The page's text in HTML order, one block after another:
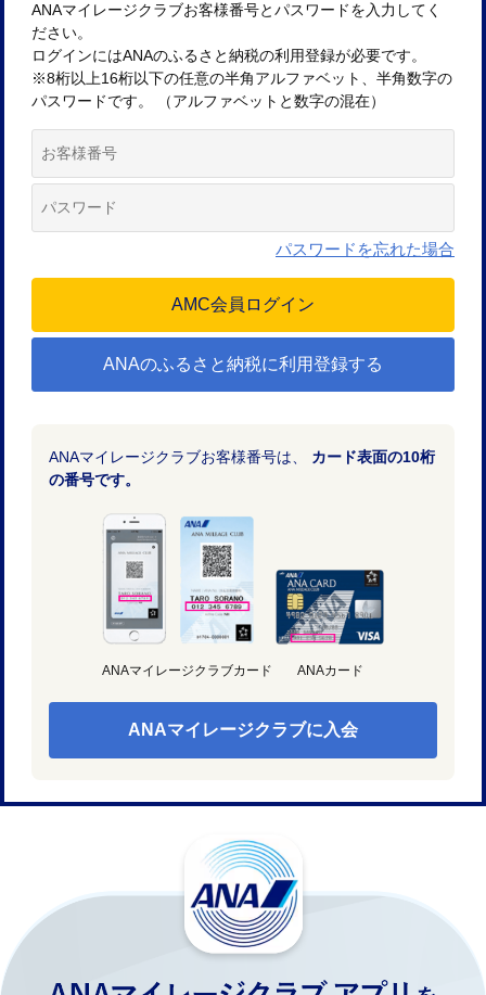
ANAマイレージクラブお客様番号とパスワードを入力してく
ださい。
ログインにはANAのふるさと納税の利用登録が必要です。
※8桁以上16桁以下の任意の半角アルファベット、半角数字の
パスワードです。 （アルファベットと数字の混在）
パスワードを忘れた場合
ANAのふるさと納税に利用登録する
ANAマイレージクラブお客様番号は、 カード表面の10桁
の番号です。
ANAマイレージクラブカード ANAカード
ANAマイレージクラブに入会